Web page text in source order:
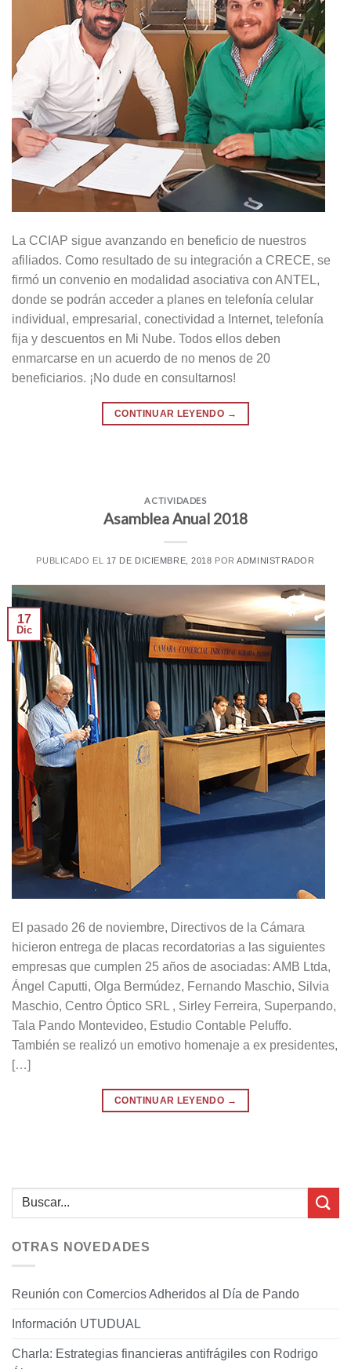
La CCIAP sigue avanzando en beneficio de nuestros
afiliados. Como resultado de su integración a CRECE, se
firmó un convenio en modalidad asociativa con ANTEL,
donde se podrán acceder a planes en telefonía celular
individual, empresarial, conectividad a Internet, telefonía
fija y descuentos en Mi Nube. Todos ellos deben
enmarcarse en un acuerdo de no menos de 20
beneficiarios. ¡No dude en consultarnos!
CONTINUAR LEYENDO →
ACTIVIDADES
Asamblea Anual 2018
PUBLICADO EL 17 DE DICIEMBRE, 2018 PORADMINISTRADOR
17
Dic
El pasado 26 de noviembre, Directivos de la Cámara
hicieron entrega de placas recordatorias a las siguientes
empresas que cumplen 25 años de asociadas: AMB Ltda,
Ángel Caputti, Olga Bermúdez, Fernando Maschio, Silvia
Maschio, Centro Óptico SRL , Sirley Ferreira, Superpando,
Tala Pando Montevideo, Estudio Contable Peluffo.
También se realizó un emotivo homenaje a ex presidentes,
[…]
CONTINUAR LEYENDO →
OTRAS NOVEDADES
Reunión con Comercios Adheridos al Día de Pando
Información UTUDUAL
Charla: Estrategias financieras antifrágiles con Rodrigo